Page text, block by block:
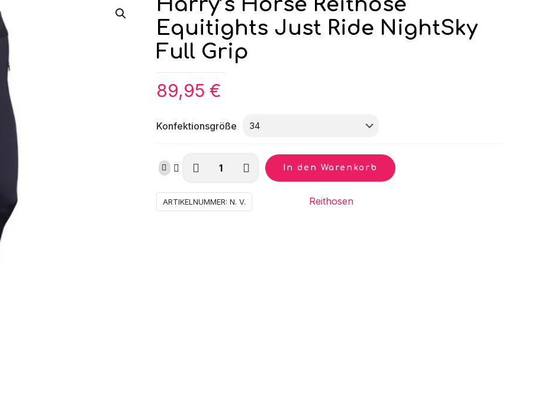
Equitights Just Ride NightSky
Full Grip
89,95 €
Konfektionsgröße
Harry's
Reithose
Equitights
In den Warenkorb
ARTIKELNUMMER: N. V. Reithosen